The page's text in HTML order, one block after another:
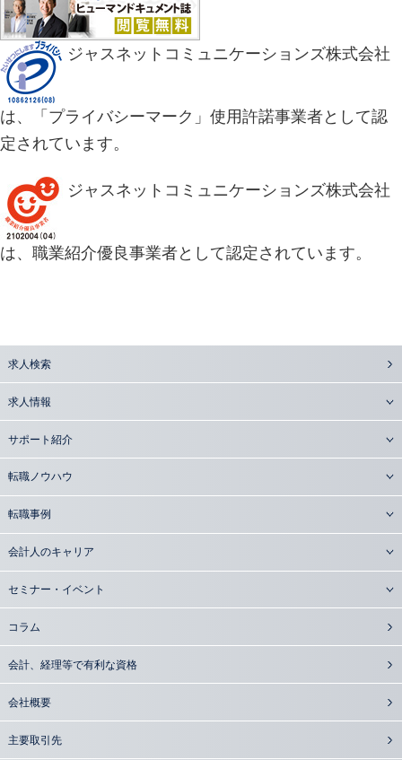
ジャスネットコミュニケーションズ株式会社
は、「プライバシーマーク」使用許諾事業者として認
定されています。
ジャスネットコミュニケーションズ株式会社
は、職業紹介優良事業者として認定されています。
求人検索
求人情報
サポート紹介
転職ノウハウ
転職事例
会計人のキャリア
セミナー・イベント
コラム
会計、経理等で有利な資格
会社概要
主要取引先